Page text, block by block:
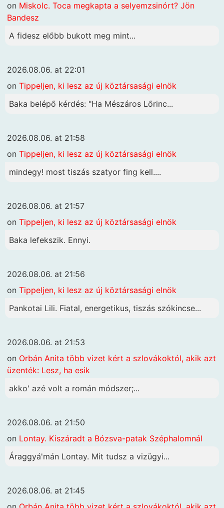
on Miskolc. Toca megkapta a selyemzsinórt? Jön
Bandesz
A fidesz előbb bukott meg mint...
2026.08.06. at 22:01
on Tippeljen, ki lesz az új köztársasági elnök
Baka belépő kérdés: "Ha Mészáros Lőrinc...
2026.08.06. at 21:58
on Tippeljen, ki lesz az új köztársasági elnök
mindegy! most tiszás szatyor fing kell....
2026.08.06. at 21:57
on Tippeljen, ki lesz az új köztársasági elnök
Baka lefekszik. Ennyi.
2026.08.06. at 21:56
on Tippeljen, ki lesz az új köztársasági elnök
Pankotai Lili. Fiatal, energetikus, tiszás szókincse...
2026.08.06. at 21:53
on Orbán Anita több vizet kért a szlovákoktól, akik azt
üzenték: Lesz, ha esik
akko' azé volt a román módszer;...
2026.08.06. at 21:50
on Lontay. Kiszáradt a Bózsva-patak Széphalomnál
Áraggyá'mán Lontay. Mit tudsz a vizügyi...
2026.08.06. at 21:45